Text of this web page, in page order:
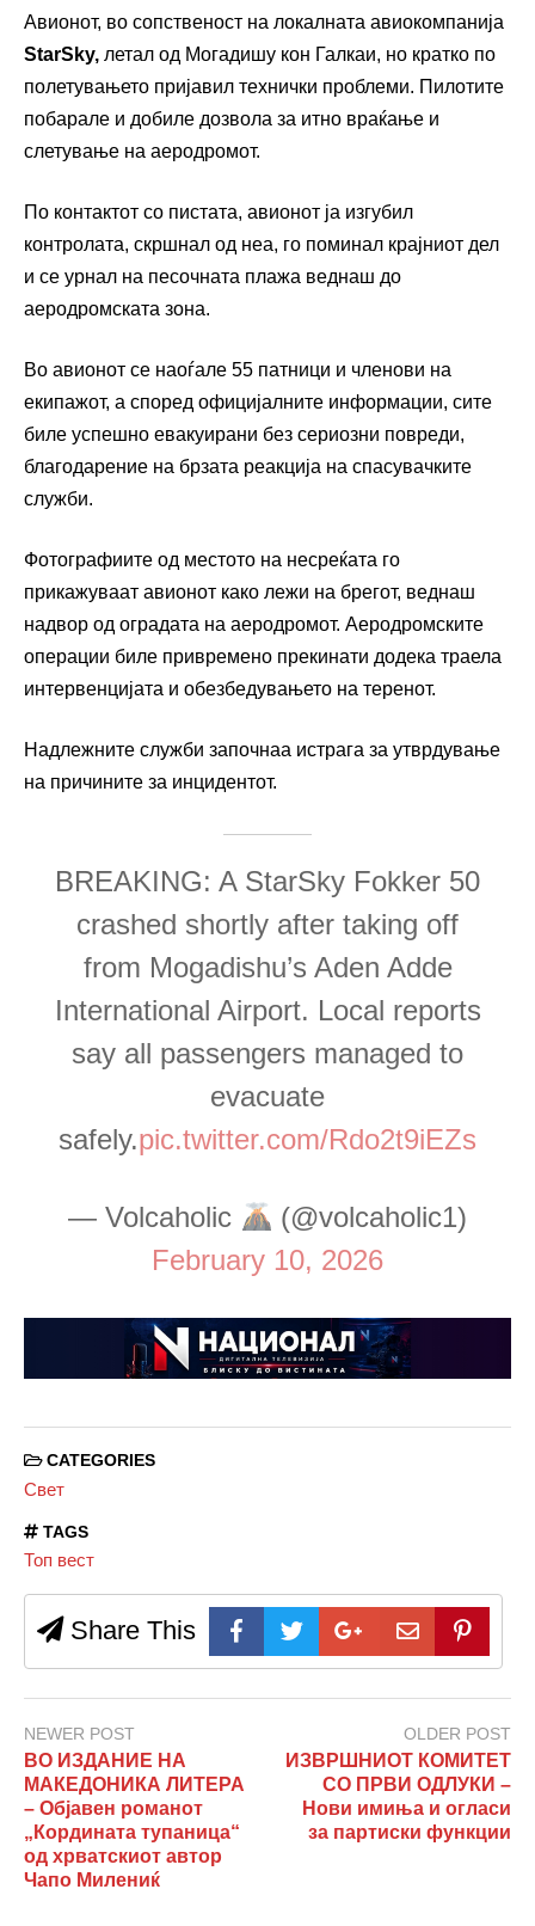
Авионот, во сопственост на локалната авиокомпанија
StarSky, летал од Могадишу кон Галкаи, но кратко по
полетувањето пријавил технички проблеми. Пилотите
побарале и добиле дозвола за итно враќање и
слетување на аеродромот.
По контактот со пистата, авионот ја изгубил
контролата, скршнал од неа, го поминал крајниот дел
и се урнал на песочната плажа веднаш до
аеродромската зона.
Во авионот се наоѓале 55 патници и членови на
екипажот, а според официјалните информации, сите
биле успешно евакуирани без сериозни повреди,
благодарение на брзата реакција на спасувачките
служби.
Фотографиите од местото на несреќата го
прикажуваат авионот како лежи на брегот, веднаш
надвор од оградата на аеродромот. Аеродромските
операции биле привремено прекинати додека траела
интервенцијата и обезбедувањето на теренот.
Надлежните служби започнаа истрага за утврдување
на причините за инцидентот.
BREAKING: A StarSky Fokker 50
crashed shortly after taking off
from Mogadishu’s Aden Adde
International Airport. Local reports
say all passengers managed to
evacuate
safely.pic.twitter.com/Rdo2t9iEZs
— Volcaholic
(@volcaholic1)
February 10, 2026
CATEGORIES
Свет
TAGS
Топ вест
Share This
NEWER POST
ВО ИЗДАНИЕ НА
МАКЕДОНИКА ЛИТЕРА
– Објавен романот
„Кордината тупаница“
од хрватскиот автор
Чапо Милениќ
OLDER POST
ИЗВРШНИОТ КОМИТЕТ
СО ПРВИ ОДЛУКИ –
Нови имиња и огласи
за партиски функции